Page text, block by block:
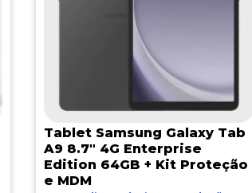
Tablet Samsung Galaxy Tab
A9 8.7″ 4G Enterprise
Edition 64GB + Kit Proteção
e MDM